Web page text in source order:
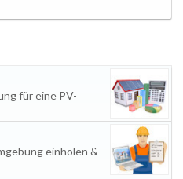
für eine PV-
einholen &